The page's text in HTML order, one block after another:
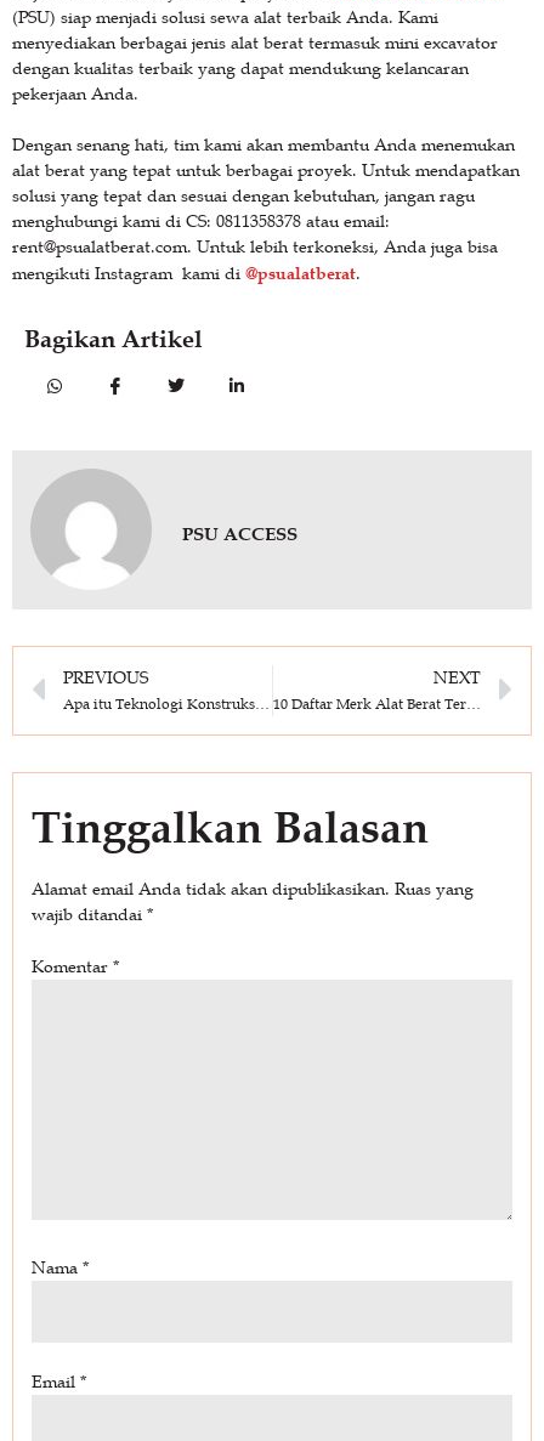
(PSU) siap menjadi solusi sewa alat terbaik Anda. Kami
menyediakan berbagai jenis alat berat termasuk mini excavator
dengan kualitas terbaik yang dapat mendukung kelancaran
pekerjaan Anda.
Dengan senang hati, tim kami akan membantu Anda menemukan
alat berat yang tepat untuk berbagai proyek. Untuk mendapatkan
solusi yang tepat dan sesuai dengan kebutuhan, jangan ragu
menghubungi kami di CS: 0811358378 atau email:
rent@psualatberat.com. Untuk lebih terkoneksi, Anda juga bisa
mengikuti Instagram kami di @psualatberat.
Bagikan Artikel
PSU ACCESS
PREVIOUS NEXT
10 Daftar Merk Alat Berat Terpopuler di Dunia, Yuk Cek Disini!
Tinggalkan Balasan
Alamat email Anda tidak akan dipublikasikan. Ruas yang
wajib ditandai *
Komentar *
Nama *
Email *